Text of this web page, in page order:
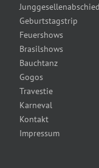
Geburtstagstrip
Feuershows
Brasilshows
Bauchtanz
Gogos
Travestie
Karneval
Kontakt
Impressum